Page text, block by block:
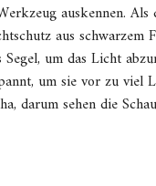
auskennen.
aus schwarzem
um das Licht
um sie vor zu
darum sehen die